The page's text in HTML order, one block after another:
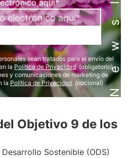
aquí*
sean tratados para el envío del
la Política de Privacidad. (obligatorio)
y comunicaciones de marketing de
la Política de Privacidad. (opcional)
Objetivo 9 de los
Sostenible (ODS)